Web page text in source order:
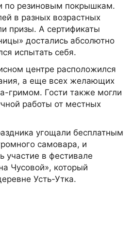
по резиновым покрышкам.
в разных возрастных
призы. А сертификаты
достались абсолютно
испытать себя.
центре расположился
а еще всех желающих
гримом. Гости также могли
работы от местных
угощали бесплатным
самовара, и
участие в фестивале
Чусовой», который
Усть-Утка.